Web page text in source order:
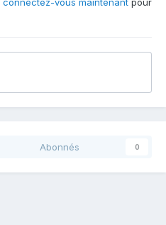
connectez-vous maintenant pour
Abonnés 0